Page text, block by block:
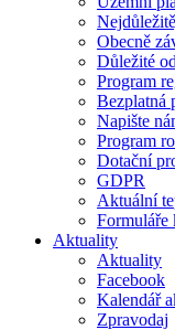
Obecně
Důležité
Program
Bezplatná
Napište
Program
Dotační
GDPR
Aktuální
Formuláře
Aktuality
Aktuality
Facebook
Kalendář
Zpravodaj